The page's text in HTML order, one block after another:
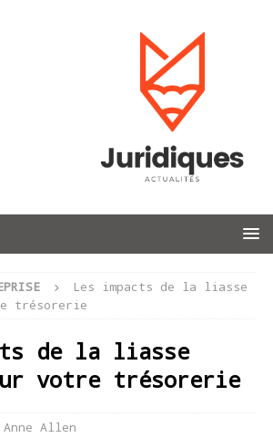
Les impacts de la liasse
trésorerie
de la liasse
votre trésorerie
Anne Allen